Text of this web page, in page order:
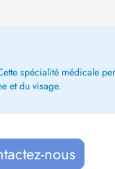
spécialité médicale
et du visage.
nous